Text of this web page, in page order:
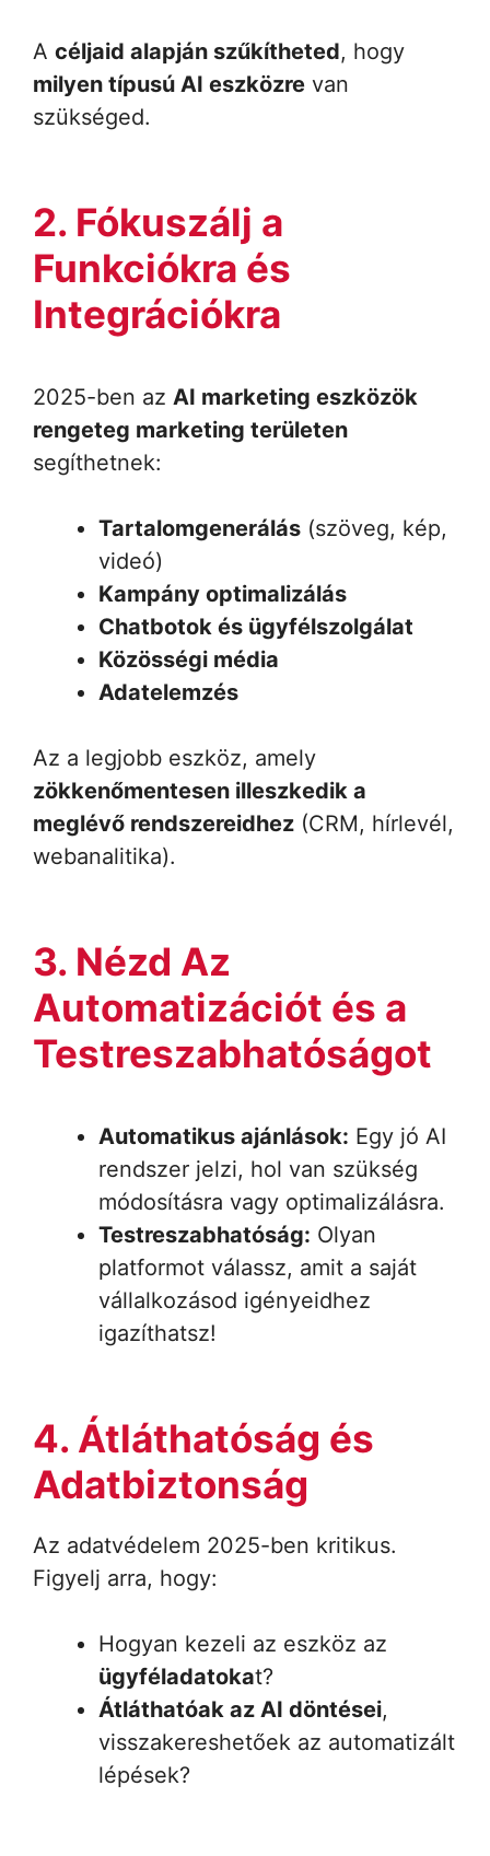
A céljaid alapján szűkítheted, hogy
milyen típusú AI eszközre van
szükséged.
2. Fókuszálj a
Funkciókra és
Integrációkra
2025-ben az AI marketing eszközök
rengeteg marketing területen
segíthetnek:
Tartalomgenerálás (szöveg, kép,
videó)
Kampány optimalizálás
Chatbotok és ügyfélszolgálat
Közösségi média
Adatelemzés
Az a legjobb eszköz, amely
zökkenőmentesen illeszkedik a
meglévő rendszereidhez (CRM, hírlevél,
webanalitika).
3. Nézd Az
Automatizációt és a
Testreszabhatóságot
Automatikus ajánlások: Egy jó AI
rendszer jelzi, hol van szükség
módosításra vagy optimalizálásra.
Testreszabhatóság: Olyan
platformot válassz, amit a saját
vállalkozásod igényeidhez
igazíthatsz!
4. Átláthatóság és
Adatbiztonság
Az adatvédelem 2025-ben kritikus.
Figyelj arra, hogy:
Hogyan kezeli az eszköz az
ügyféladatokat?
Átláthatóak az AI döntései,
visszakereshetőek az automatizált
lépések?